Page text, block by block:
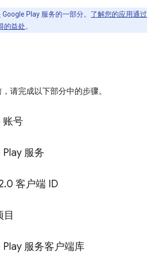
Play 服务的一部分。 了解您的应用通过
的益处。
请完成以下部分中的步骤。
账号
服务
.0 客户端 ID
目
服务客户端库